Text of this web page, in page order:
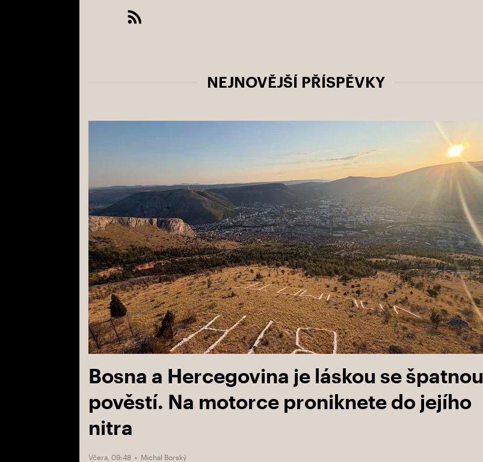
NEJNOVĚJŠÍ PŘÍSPĚVKY
Bosna a Hercegovina je láskou se špatnou
pověstí. Na motorce proniknete do jejího
nitra
Včera, 09:48 • Michal Borský